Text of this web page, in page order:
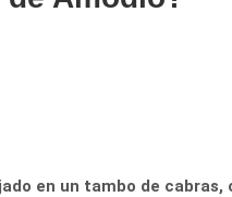
en un tambo de